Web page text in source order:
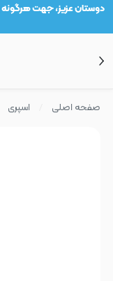
صفحه اصلی اسپری